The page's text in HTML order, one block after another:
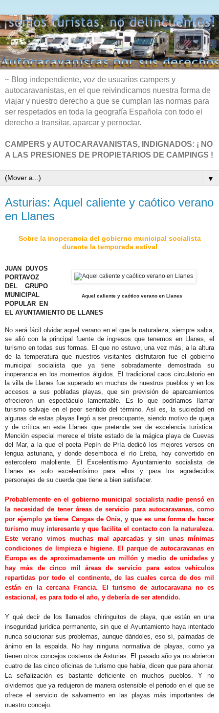
~ Blog independiente, voz de usuarios campers y
autocaravanistas, en el que reivindicamos nuestra forma de
viajar y nuestro derecho a que se cumplan las normas para
ser respetados en toda la geografía Española con todo el
derecho a transitar, aparcar y pernoctar.
CAMPERS y AUTOCARAVANISTAS, INDIGNADOS: ¡ NO
A LAS PRESIONES DE PROPIETARIOS DE CAMPINGS !
▼
Asturias: Aquel caliente y caótico verano
en Llanes
Sobre la inoperancia del gobierno municipal socialista
durante la temporada estival
Aquel caliente y caótico verano en Llanes
JUAN DUYOS
PORTAVOZ
DEL GRUPO
MUNICIPAL
POPULAR EN
EL AYUNTAMIENTO DE LLANES
No será fácil olvidar aquel verano en el que la naturaleza, siempre sabia,
se alió con la principal fuente de ingresos que tenemos en Llanes, el
turismo en todas sus formas. El que no estuvo, una vez más, a la altura
de la temperatura que nuestros visitantes disfrutaron fue el gobierno
municipal socialista que ya tiene sobradamente demostrada su
inoperancia en los momentos álgidos. El tradicional caos circulatorio en
la villa de Llanes fue superado en muchos de nuestros pueblos y en los
accesos a sus pobladas playas, que sin previsión de aparcamientos
ofrecieron un espectáculo lamentable. Es lo que podríamos llamar
turismo salvaje en el peor sentido del término. Así es, la suciedad en
algunas de estas playas llegó a ser preocupante, siendo motivo de queja
y de crítica en este Llanes que pretende ser de excelencia turística.
Mención especial merece el triste estado de la mágica playa de Cuevas
del Mar, a la que el poeta Pepín de Pría dedicó los mejores versos en
lengua asturiana, y donde desemboca el río Ereba, hoy convertido en
estercolero maloliente. El Excelentísimo Ayuntamiento socialista de
Llanes es solo excelentísimo para ellos y para los agradecidos
personajes de su cuerda que tiene a bien satisfacer.
Probablemente en el gobierno municipal socialista nadie pensó en
la necesidad de tener áreas de servicio para autocaravanas, como
por ejemplo ya tiene Cangas de Onís, y que es una forma de hacer
turismo muy interesante y que facilita el contacto con la naturaleza.
Este verano vimos muchas mal aparcadas y sin unas mínimas
condiciones de limpieza e higiene. El parque de autocaravanas en
Europa es de aproximadamente un millón y medio de unidades y
hay más de cinco mil áreas de servicio para estos vehículos
repartidas por todo el continente, de las cuales cerca de dos mil
están en la cercana Francia. El turismo de autocaravana no es
estacional, es para todo el año, y debería de ser atendido.
Y qué decir de los llamados chiringuitos de playa, que están en una
inseguridad jurídica permanente, sin que el Ayuntamiento haya intentado
nunca solucionar sus problemas, aunque dándoles, eso sí, palmadas de
ánimo en la espalda. No hay ninguna normativa de playas, como ya
tienen otros concejos costeros de Asturias. El pasado año ya no abrieron
cuatro de las cinco oficinas de turismo que había, dicen que para ahorrar.
La señalización es bastante deficiente en muchos pueblos. Y no
olvidemos que ya redujeron de manera ostensible el periodo en el que se
ofrece el servicio de salvamento en las playas más importantes de
nuestro concejo.